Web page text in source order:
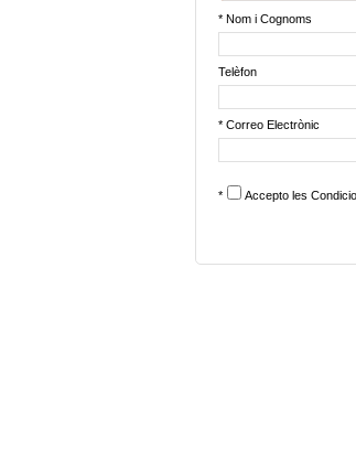
* Nom i Cognoms
Telèfon
* Correo Electrònic
* Accepto les